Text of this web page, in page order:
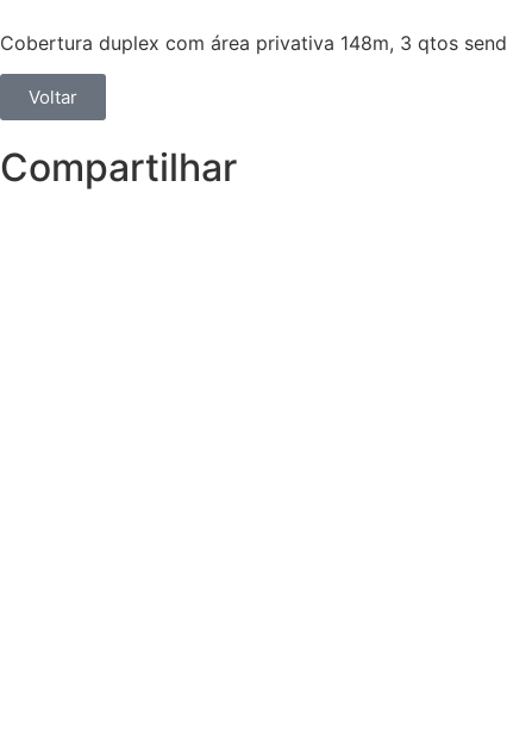
Cobertura duplex com área privativa 148m, 3 qtos
Voltar
Compartilhar